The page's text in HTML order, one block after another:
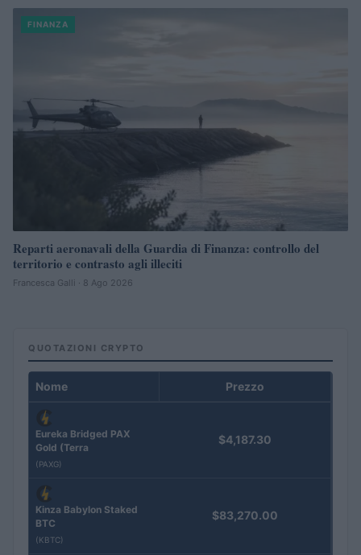
FINANZA
Reparti aeronavali della Guardia di Finanza: controllo del
territorio e contrasto agli illeciti
Francesca Galli · 8 Ago 2026
QUOTAZIONI CRYPTO
Nome Prezzo
Eureka Bridged PAX
Gold (Terra
(PAXG)
$4,187.30
Kinza Babylon Staked
BTC
(KBTC)
$83,270.00